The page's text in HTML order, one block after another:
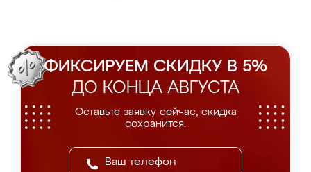
ФИКСИРУЕМ СКИДКУ В 5%
ДО КОНЦА АВГУСТА
Оставьте заявку сейчас, скидка
сохранится.